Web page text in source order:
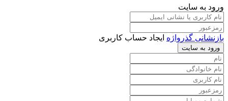
ورود به سایت
بازنشانی گذرواژه ایجاد حساب کاربری
ورود به سایت